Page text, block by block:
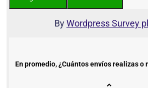
ByWordpress Survey
En promedio, ¿Cuántos envíos realizas o